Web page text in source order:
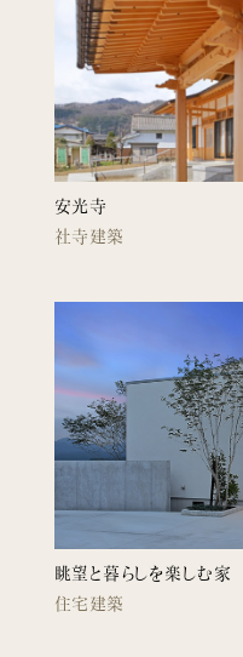
安光寺
社寺建築
眺望と暮らしを楽しむ家
住宅建築